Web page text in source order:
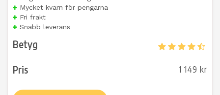
Mycket kvarn för pengarna
Fri frakt
Snabb leverans
Betyg
Pris 1 149 kr